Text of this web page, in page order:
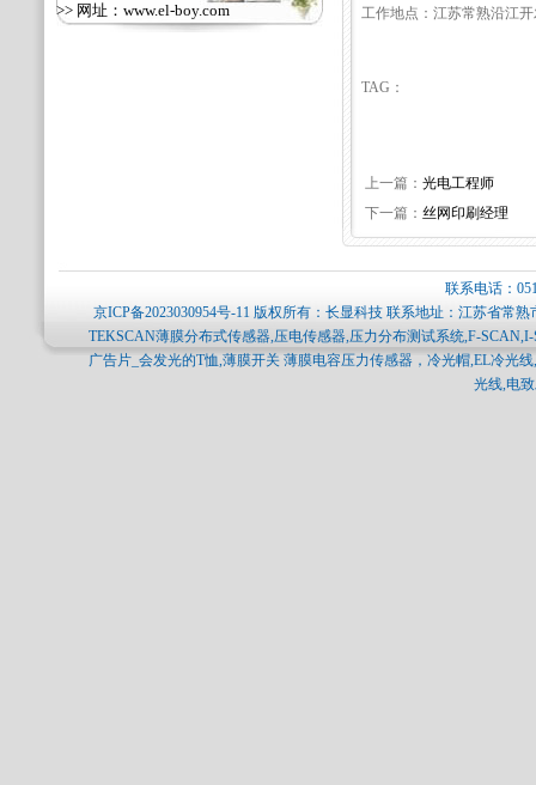
>> 网址： www.el-boy.com
工作地点：江苏常熟沿江
TAG：
上一篇： 光电工程师
下一篇： 丝网印刷经理
联系电话：
京ICP备2023030954号-11 版权所有：长显科技 联系地址：江苏省常
TEKSCAN薄膜分布式传感器,压电传感器,压力分布测试系统,F-
广告片_会发光的T恤,薄膜开关 薄膜电容压力传感器，冷光帽,EL冷光
光线,电